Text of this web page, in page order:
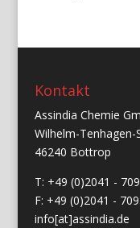
Kontakt
Assindia Chemie
Wilhelm-Tenhagen-
46240 Bottrop
T: +49 (0)2041 -
F: +49 (0)2041 -
info[at]assindia.de